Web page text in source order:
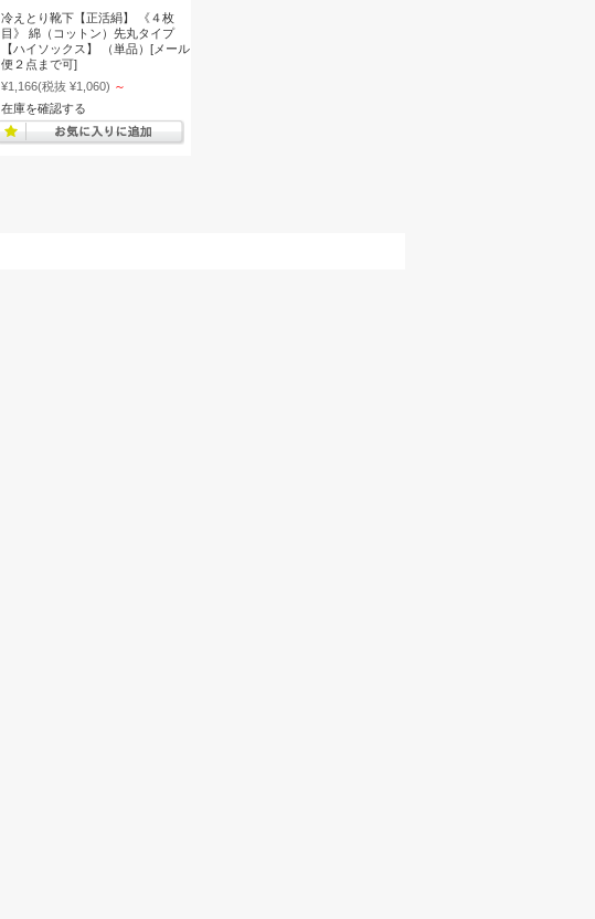
冷えとり靴下【正活絹】 《４枚
目》 綿（コットン）先丸タイプ
【ハイソックス】 （単品）[メール
便２点まで可]
¥1,166(税抜 ¥1,060) ～
在庫を確認する